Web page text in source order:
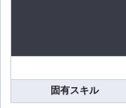
固有スキル